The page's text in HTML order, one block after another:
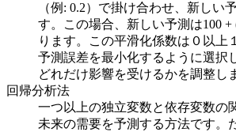
（例: 0.2）で掛け合わせ、新しい
す。この場合、新しい予測は100 +
ります。この平滑化係数は０以上
予測誤差を最小化するように選択
どれだけ影響を受けるかを調整し
回帰分析法
一つ以上の独立変数と依存変数の
未来の需要を予測する方法です。